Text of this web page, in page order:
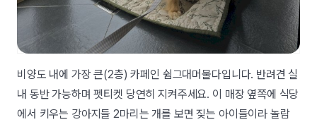
비양도 내에 가장 큰(2층) 카페인 쉼그대머물다입니다. 반려견 실
내 동반 가능하며 펫티켓 당연히 지켜주세요. 이 매장 옆쪽에 식당
에서 키우는 강아지들 2마리는 개를 보면 짖는 아이들이라 놀람